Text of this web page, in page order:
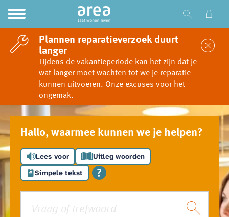
Naar hoofdinhoud
Naar hoofdnavigatiemenu
Naar de homepage
Ga naar Hoofd
Plannen reparatieverzoek duurt
langer
Tijdens de vakantieperiode kan het zijn dat je
wat langer moet wachten tot we je reparatie
kunnen uitvoeren. Onze excuses voor het
ongemak.
Hallo, waarmee kunnen we je helpen?
Lees voor
Uitleg woorden
Simpele tekst